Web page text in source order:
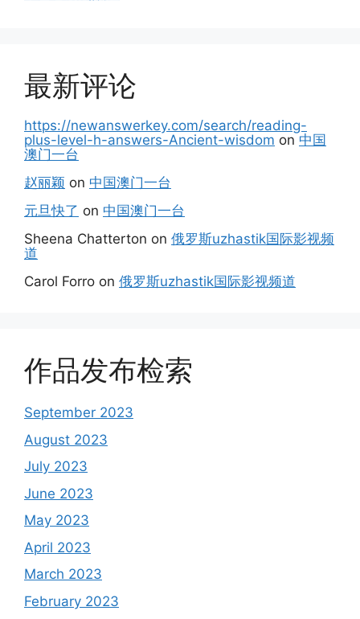
最新评论
https://newanswerkey.com/search/reading-
plus-level-h-answers-Ancient-wisdom on 中国
澳门一台
赵丽颖 on 中国澳门一台
元旦快了 on 中国澳门一台
Sheena Chatterton on 俄罗斯uzhastik国际影视频
道
Carol Forro on 俄罗斯uzhastik国际影视频道
作品发布检索
September 2023
August 2023
July 2023
June 2023
May 2023
April 2023
March 2023
February 2023